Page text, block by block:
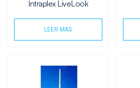
Intraplex LiveLook
LEER MÁS